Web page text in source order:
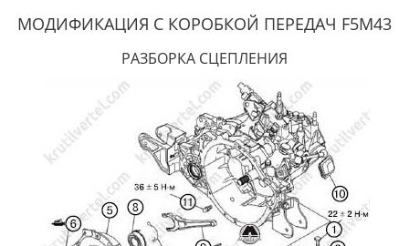
МОДИФИКАЦИЯ С КОРОБКОЙ ПЕРЕДАЧ F5M43
РАЗБОРКА СЦЕПЛЕНИЯ